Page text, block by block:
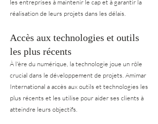
les entreprises à maintenir le cap et à garantir la
réalisation de leurs projets dans les délais.
Accès aux technologies et outils
les plus récents
À l'ère du numérique, la technologie joue un rôle
crucial dans le développement de projets. Amimar
International a accès aux outils et technologies les
plus récents et les utilise pour aider ses clients à
atteindre leurs objectifs.